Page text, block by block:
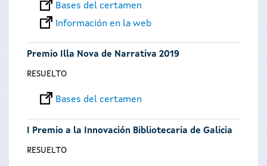
Bases del certamen
Información en la web
Premio Illa Nova de Narrativa 2019
RESUELTO
Bases del certamen
I Premio a la Innovación Bibliotecaria de Galicia
RESUELTO